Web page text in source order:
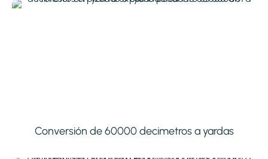
Conversión de 60000 decimetros a yardas